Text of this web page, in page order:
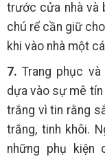
trước cửa nhà và
chú rể cần giữ
khi vào nhà một
7. Trang phục
dựa vào sự mê
trắng vì tin rằng
trắng, tinh khôi.
những phụ kiện